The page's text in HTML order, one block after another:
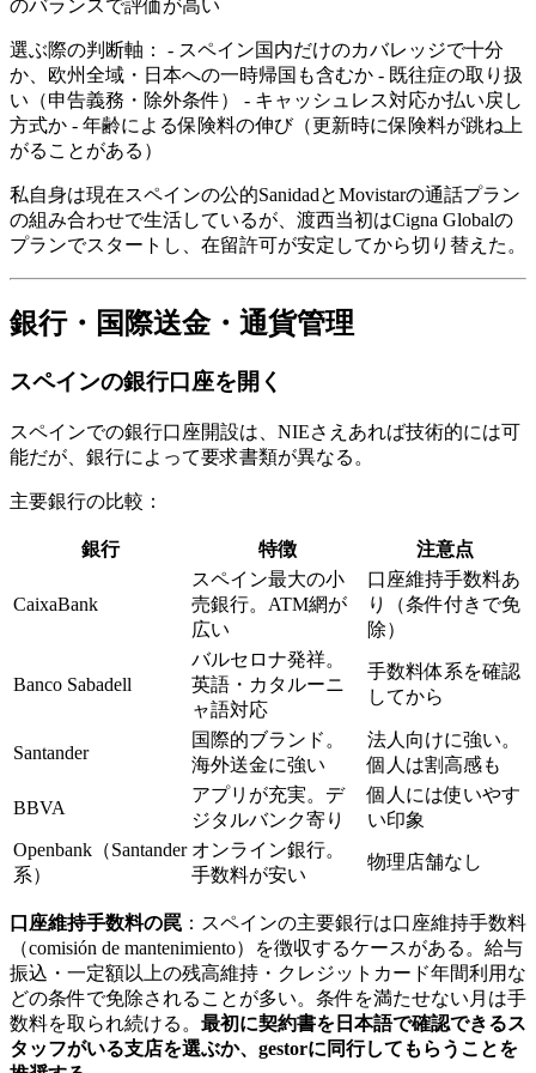
のバランスで評価が高い
選ぶ際の判断軸： - スペイン国内だけのカバレッジで十分
か、欧州全域・日本への一時帰国も含むか - 既往症の取り扱
い（申告義務・除外条件） - キャッシュレス対応か払い戻し
方式か - 年齢による保険料の伸び（更新時に保険料が跳ね上
がることがある）
私自身は現在スペインの公的SanidadとMovistarの通話プラン
の組み合わせで生活しているが、渡西当初はCigna Globalの
プランでスタートし、在留許可が安定してから切り替えた。
銀行・国際送金・通貨管理
スペインの銀行口座を開く
スペインでの銀行口座開設は、NIEさえあれば技術的には可
能だが、銀行によって要求書類が異なる。
主要銀行の比較：
銀行 特徴 注意点
CaixaBank
スペイン最大の小
売銀行。ATM網が
広い
口座維持手数料あ
り（条件付きで免
除）
Banco Sabadell
バルセロナ発祥。
英語・カタルーニ
ャ語対応
手数料体系を確認
してから
Santander
国際的ブランド。
海外送金に強い
法人向けに強い。
個人は割高感も
BBVA
アプリが充実。デ
ジタルバンク寄り
個人には使いやす
い印象
Openbank（Santander
系）
オンライン銀行。
手数料が安い
物理店舗なし
口座維持手数料の罠 ：スペインの主要銀行は口座維持手数料
（comisión de mantenimiento）を徴収するケースがある。給与
振込・一定額以上の残高維持・クレジットカード年間利用な
どの条件で免除されることが多い。条件を満たせない月は手
数料を取られ続ける。 最初に契約書を日本語で確認できるス
タッフがいる支店を選ぶか、gestorに同行してもらうことを